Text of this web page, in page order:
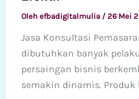
Oleh efbadigitalmulia / 26 Mei
Jasa Konsultasi
dibutuhkan banyak
persaingan bisnis
semakin dinamis. Produk